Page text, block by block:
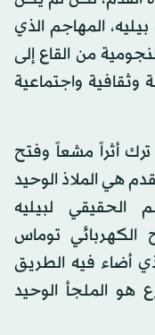
المهاجم الذي
من القاع إلى
واجتماعية
أثراً مشعاً وفتح
هي الملاذ الوحيد
الحقيقي لبيليه
الكهربائي توماس
أضاء فيه الطريق
هو الملجأ الوحيد